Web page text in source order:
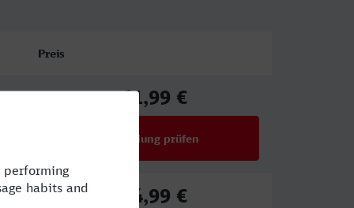
Preis
61,99 €
Verbindung prüfen
54,99 €